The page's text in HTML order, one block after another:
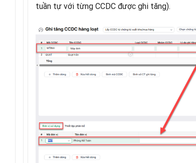
tuần tự với từng CCDC được ghi tăng).